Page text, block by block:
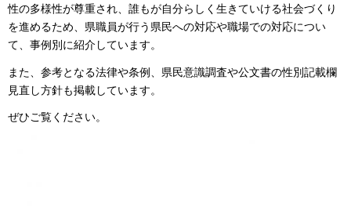
性の多様性が尊重され、誰もが自分らしく生きていける社会づくり
を進めるため、県職員が行う県民への対応や職場での対応につい
て、事例別に紹介しています。
また、参考となる法律や条例、県民意識調査や公文書の性別記載欄
見直し方針も掲載しています。
ぜひご覧ください。